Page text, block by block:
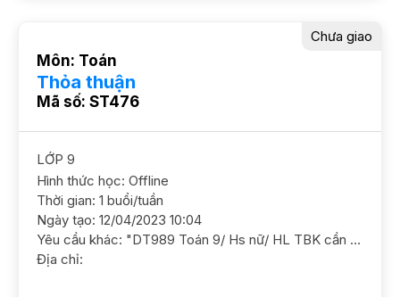
Môn: Toán
Thỏa thuận
Mã số: ST476
Chưa giao
LỚP 9
Hình thức học: Offline
Thời gian: 1 buổi/tuần
Ngày tạo: 12/04/2023 10:04
Yêu cầu khác: "DT989 Toán 9/ Hs nữ/ HL TBK cần nắm chắc kiến thức, ôn luyện thêm. Mục tiêu c3 công lập YC GS nữ DC Văn Quán, Hà Đông Học phí 180-200"
Địa chỉ: